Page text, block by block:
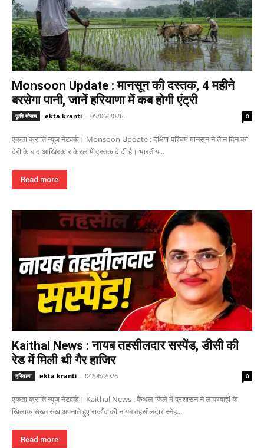
Monsoon Update : मानसून की दस्तक, 4 महीने
बरसेगा पानी, जानें हरियाणा में कब होगी एंट्री
कृषि मौसम ekta kranti - 05/06/2026 0
एकता क्रांति न्यूज नेटवर्क। Monsoon Update : दक्षिण-पश्चिम मानसून ने तीन दिन की
देरी के बाद आखिरकार केरल में दस्तक दे दी है। भारतीय...
Read more
Kaithal News : नायब तहसीलदार सस्पेंड, डीसी की
रेड में मिली थी गैर हाजिर
हरियाणा ekta kranti - 04/06/2026 0
एकता क्रांति न्यूज नेटवर्क। Kaithal News : कैथल जिले में प्रशासन ने लापरवाही के
खिलाफ सख्त रुख अपनाते हुए राजौंद की नायब तहसीलदार स्नेह...
Read more